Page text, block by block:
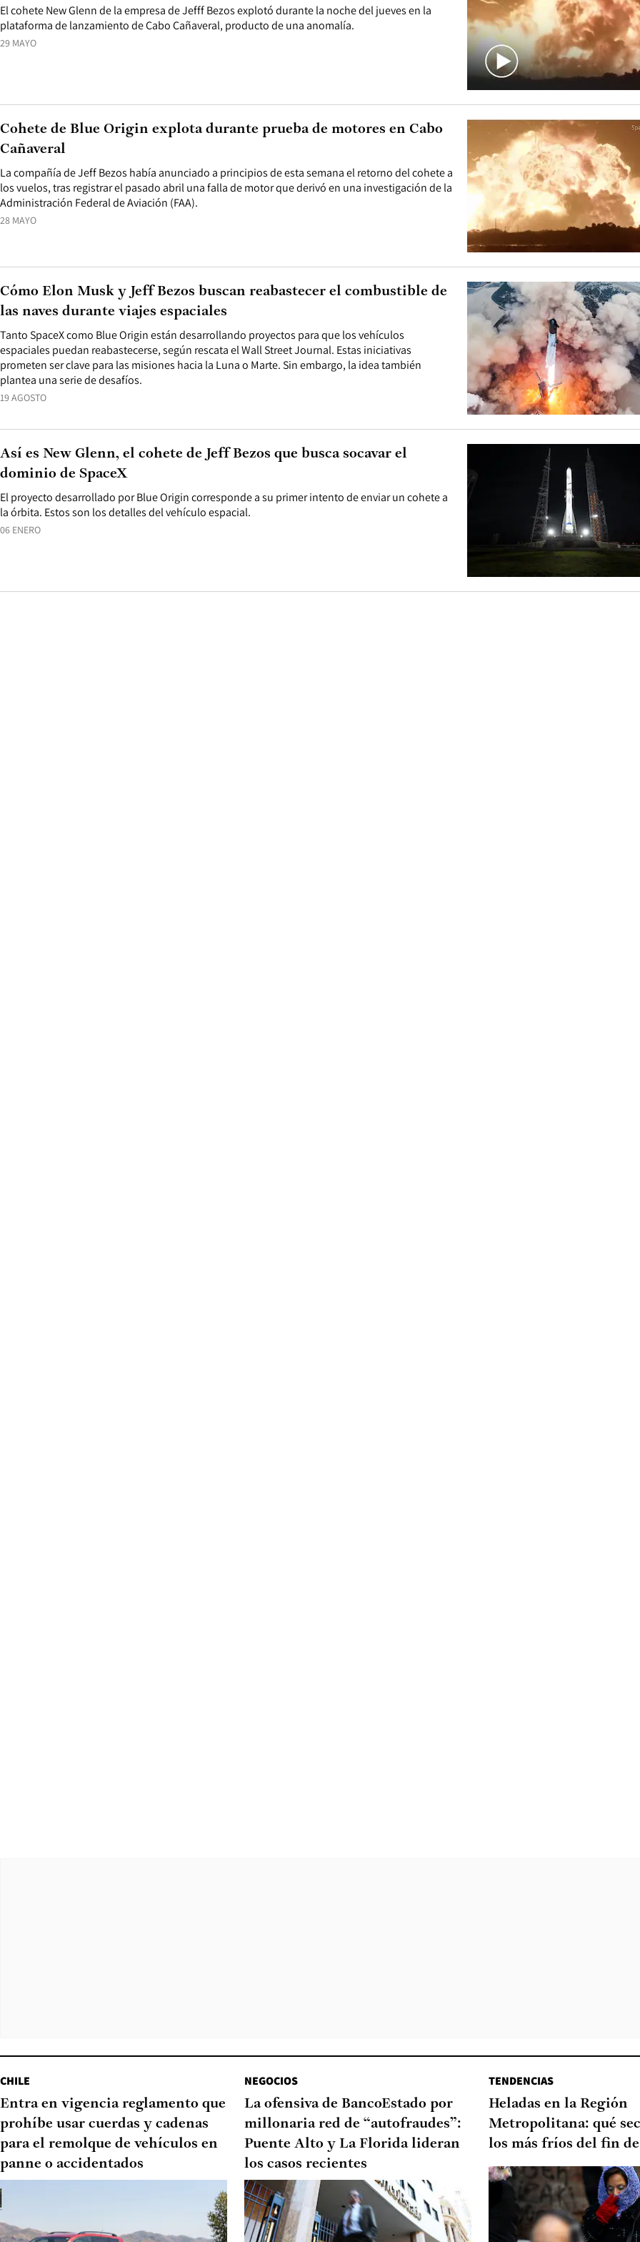
29 MAYO
El cohete New Glenn de la empresa de Jefff Bezos explotó durante la noche del jueves en la
plataforma de lanzamiento de Cabo Cañaveral, producto de una anomalía.
28 MAYO
La compañía de Jeff Bezos había anunciado a principios de esta semana el retorno del cohete a
los vuelos, tras registrar el pasado abril una falla de motor que derivó en una investigación de la
Administración Federal de Aviación (FAA).
Cohete de Blue Origin explota durante prueba de motores en Cabo
Cañaveral
19 AGOSTO
Tanto SpaceX como Blue Origin están desarrollando proyectos para que los vehículos
espaciales puedan reabastecerse, según rescata el Wall Street Journal. Estas iniciativas
prometen ser clave para las misiones hacia la Luna o Marte. Sin embargo, la idea también
plantea una serie de desafíos.
Cómo Elon Musk y Jeff Bezos buscan reabastecer el combustible de
las naves durante viajes espaciales
06 ENERO
El proyecto desarrollado por Blue Origin corresponde a su primer intento de enviar un cohete a
la órbita. Estos son los detalles del vehículo espacial.
Así es New Glenn, el cohete de Jeff Bezos que busca socavar el
dominio de SpaceX
CHILE
Entra en vigencia reglamento que
prohíbe usar cuerdas y cadenas
para el remolque de vehículos en
panne o accidentados
NEGOCIOS
La ofensiva de BancoEstado por
millonaria red de “autofraudes”:
Puente Alto y La Florida lideran
los casos recientes
TENDENCIAS
Heladas en la Región
Metropolitana: qué
los más fríos del fin de